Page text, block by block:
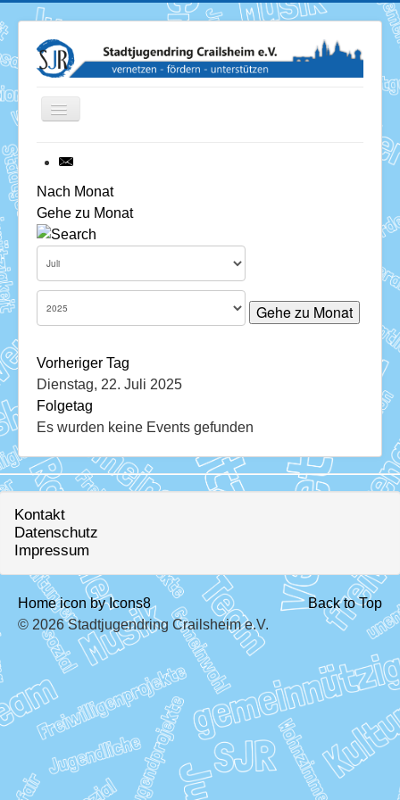
Toggle
News
Termine
Über uns
Services
Download
Ratskeller
Nach Monat
Gehe zu Monat
Gehe zu Monat
Vorheriger Tag
Dienstag, 22. Juli 2025
Folgetag
Es wurden keine Events gefunden
Kontakt
Datenschutz
Impressum
Home icon by Icons8
Back to Top
© 2026 Stadtjugendring Crailsheim e.V.